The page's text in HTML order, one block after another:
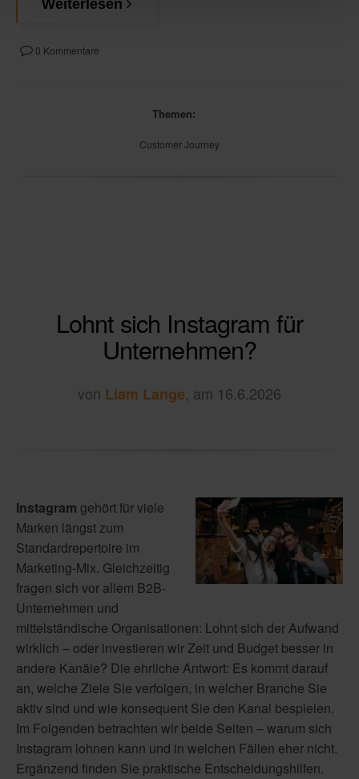
Weiterlesen
0 Kommentare
Themen:
Customer Journey
Lohnt sich Instagram für
Unternehmen?
von Liam Lange, am 16.6.2026
Instagram gehört für viele
Marken längst zum
Standardrepertoire im
Marketing-Mix. Gleichzeitig
fragen sich vor allem B2B-
Unternehmen und
mittelständische Organisationen: Lohnt sich der Aufwand
wirklich – oder investieren wir Zeit und Budget besser in
andere Kanäle? Die ehrliche Antwort: Es kommt darauf
an, welche Ziele Sie verfolgen, in welcher Branche Sie
aktiv sind und wie konsequent Sie den Kanal bespielen.
Im Folgenden betrachten wir beide Seiten – warum sich
Instagram lohnen kann und in welchen Fällen eher nicht.
Ergänzend finden Sie praktische Entscheidungshilfen.